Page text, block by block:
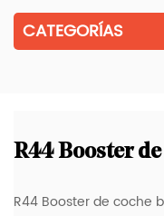
CATEGORÍAS
R44 Booster
R44 Booster de coche